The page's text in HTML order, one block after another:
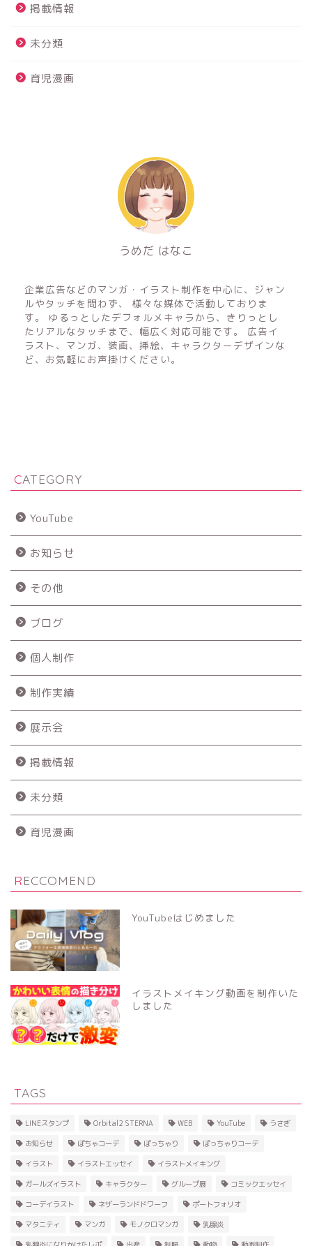
掲載情報
未分類
育児漫画
うめだ はなこ
企業広告などのマンガ・イラスト制作を中心に、ジャン
ルやタッチを問わず、 様々な媒体で活動しておりま
す。 ゆるっとしたデフォルメキャラから、きりっとし
たリアルなタッチまで、幅広く対応可能です。 広告イ
ラスト、マンガ、装画、挿絵、キャラクターデザインな
ど、お気軽にお声掛けください。
CATEGORY
YouTube
お知らせ
その他
ブログ
個人制作
制作実績
展示会
掲載情報
未分類
育児漫画
RECCOMEND
YouTubeはじめました
イラストメイキング動画を制作いた
しました
TAGS
LINEスタンプ Orbital2 STERNA WEB YouTube うさぎ
お知らせ ぽちゃコーデ ぽっちゃり ぽっちゃりコーデ
イラスト イラストエッセイ イラストメイキング
ガールズイラスト キャラクター グループ展 コミックエッセイ
コーデイラスト ネザーランドドワーフ ポートフォリオ
マタニティ マンガ モノクロマンガ 乳腺炎